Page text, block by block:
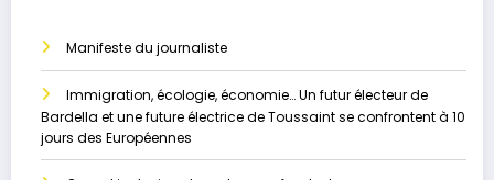
Manifeste du journaliste
Immigration, écologie, économie… Un futur électeur de
Bardella et une future électrice de Toussaint se confrontent à 10
jours des Européennes